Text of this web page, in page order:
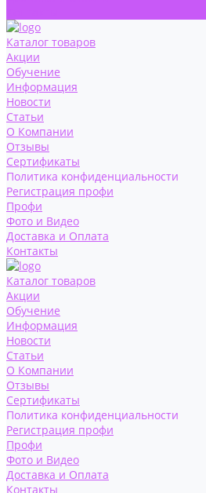
Каталог товаров
Акции
Обучение
Информация
Новости
Статьи
О Компании
Отзывы
Сертификаты
Политика конфиденциальности
Регистрация профи
Профи
Фото и Видео
Доставка и Оплата
Контакты
Каталог товаров
Акции
Обучение
Информация
Новости
Статьи
О Компании
Отзывы
Сертификаты
Политика конфиденциальности
Регистрация профи
Профи
Фото и Видео
Доставка и Оплата
Контакты